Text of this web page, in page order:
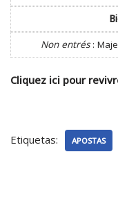
Non entrés:
Cliquez ici pour
Etiquetas: APOSTAS